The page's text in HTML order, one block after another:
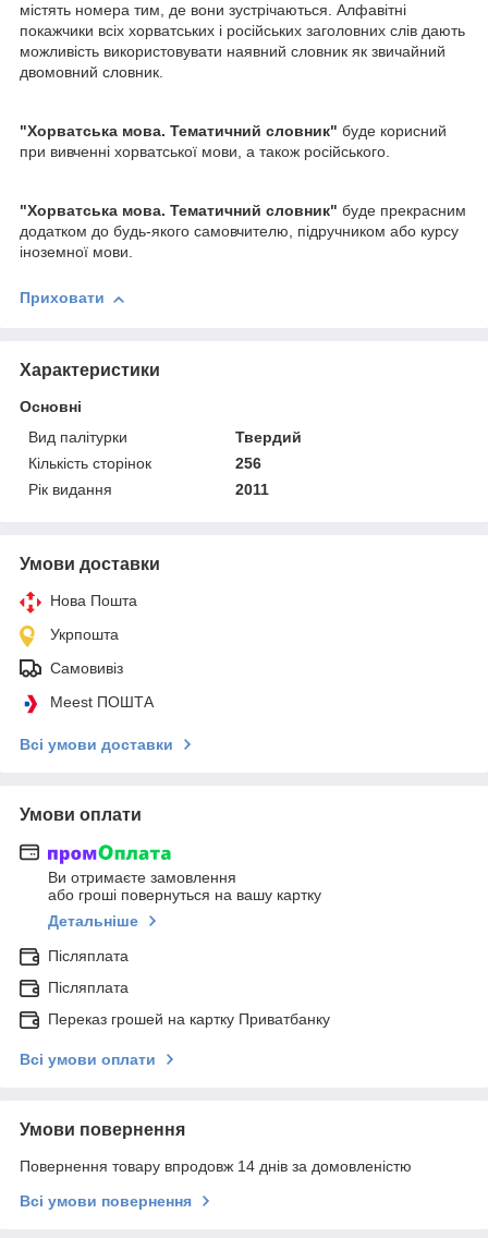
містять номера тим, де вони зустрічаються. Алфавітні
покажчики всіх хорватських і російських заголовних слів дають
можливість використовувати наявний словник як звичайний
двомовний словник.
"Хорватська мова. Тематичний словник" буде корисний
при вивченні хорватської мови, а також російського.
"Хорватська мова. Тематичний словник" буде прекрасним
додатком до будь-якого самовчителю, підручником або курсу
іноземної мови.
Приховати
Характеристики
Основні
Вид палітурки
Твердий
Кількість сторінок
256
Рік видання
2011
Умови доставки
Нова Пошта
Укрпошта
Самовивіз
Meest ПОШТА
Всі умови доставки
Умови оплати
Ви отримаєте замовлення
або гроші повернуться на вашу картку
Детальніше
Післяплата
Післяплата
Переказ грошей на картку Приватбанку
Всі умови оплати
Умови повернення
Повернення товару впродовж 14 днів за домовленістю
Всі умови повернення